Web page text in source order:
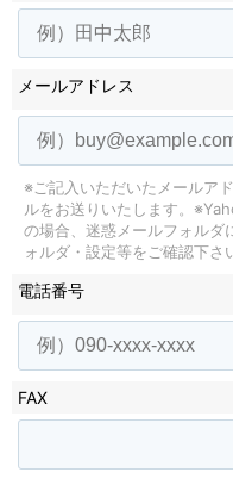
メールアドレス
※ご記入いただいたメールア
ルをお送りいたします。
の場合、迷惑メールフォルダ
ォルダ・設定等をご確認下さ
電話番号
FAX